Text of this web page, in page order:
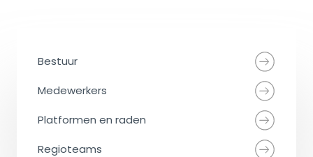
Bestuur
Medewerkers
Platformen en raden
Regioteams